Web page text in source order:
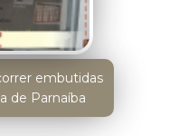
embutidas
de Parnaíba